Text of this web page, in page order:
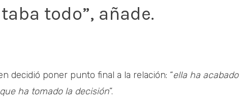
todo”, añade.
decidió poner punto final a la relación: “ella ha acabado
ha tomado la decisión”.